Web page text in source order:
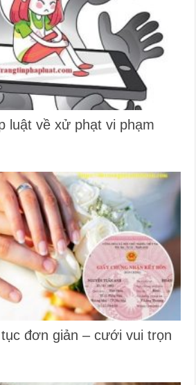
luật về xử phạt vi phạm
đơn giản – cưới vui trọn